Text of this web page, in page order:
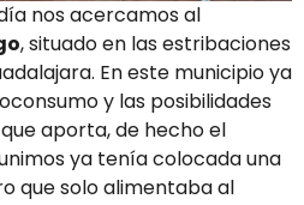
nos acercamos al
, situado en las estribaciones
En este municipio ya
y las posibilidades
aporta, de hecho el
ya tenía colocada una
que solo alimentaba al